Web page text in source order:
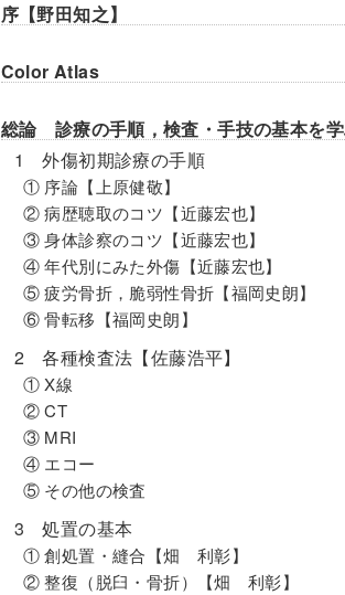
序【野田知之】
Color Atlas
総論 診療の手順，検査・手技の基本を
1 外傷初期診療の手順
① 序論【上原健敬】
② 病歴聴取のコツ【近藤宏也】
③ 身体診察のコツ【近藤宏也】
④ 年代別にみた外傷【近藤宏也】
⑤ 疲労骨折，脆弱性骨折【福岡史朗】
⑥ 骨転移【福岡史朗】
2 各種検査法【佐藤浩平】
① X線
② CT
③ MRI
④ エコー
⑤ その他の検査
3 処置の基本
① 創処置・縫合【畑 利彰】
② 整復（脱臼・骨折）【畑 利彰】